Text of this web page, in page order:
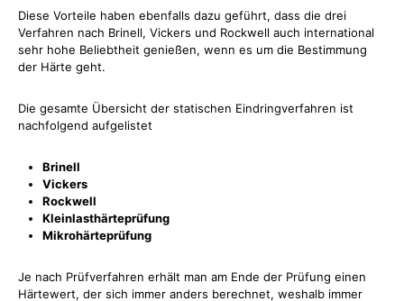
Diese Vorteile haben ebenfalls dazu geführt, dass die drei
Verfahren nach Brinell, Vickers und Rockwell auch international
sehr hohe Beliebtheit genießen, wenn es um die Bestimmung
der Härte geht.
Die gesamte Übersicht der statischen Eindringverfahren ist
nachfolgend aufgelistet
Brinell
Vickers
Rockwell
Kleinlasthärteprüfung
Mikrohärteprüfung
Je nach Prüfverfahren erhält man am Ende der Prüfung einen
Härtewert, der sich immer anders berechnet, weshalb immer